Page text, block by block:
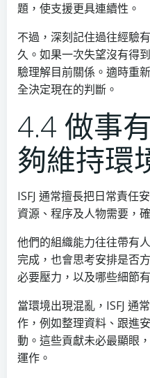
題，使支援更具連續性。
不過，深刻記住過往經驗
久。如果一次失望沒有得
驗理解目前關係。適時重
全決定現在的判斷。
4.4 做事
夠維持環
ISFJ 通常擅長把日常責任
資源、程序及人物需要，
他們的組織能力往往帶有
完成，也會思考安排是否
必要壓力，以及哪些細節
當環境出現混亂，ISFJ 通
作，例如整理資料、跟進
動。這些貢獻未必最顯眼
運作。